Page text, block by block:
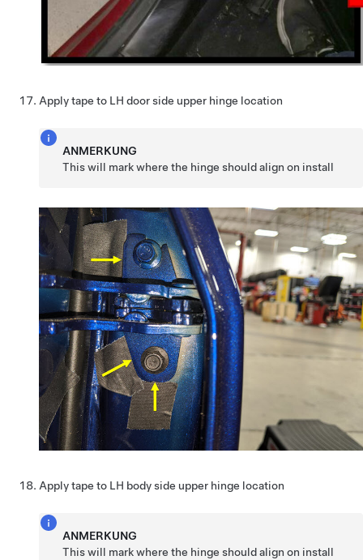
Apply tape to LH door side upper hinge location
ANMERKUNG
This will mark where the hinge should align on install
Apply tape to LH body side upper hinge location
ANMERKUNG
This will mark where the hinge should align on install